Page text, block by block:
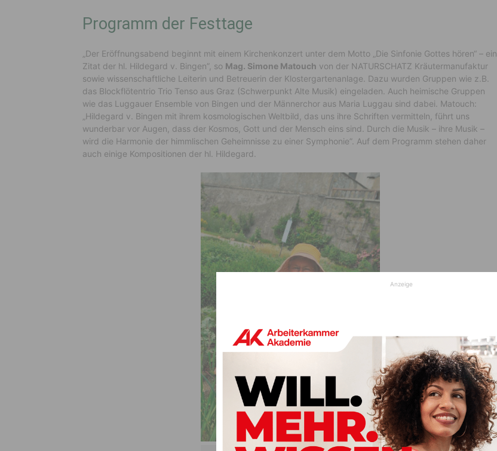
Programm der Festtage
„Der Eröffnungsabend beginnt mit einem Kirchenkonzert unter dem Motto „Die Sinfonie Gottes hören“ – ein
Zitat der hl. Hildegard v. Bingen”, so Mag. Simone Matouch von der NATURSCHATZ Kräutermanufaktur
sowie wissenschaftliche Leiterin und Betreuerin der Klostergartenanlage. Dazu wurden Gruppen wie z.B.
das Blockflötentrio Trio Tenso aus Graz (Schwerpunkt Alte Musik) eingeladen. Auch heimische Gruppen
wie das Luggauer Ensemble von Bingen und der Männerchor aus Maria Luggau sind dabei. Matouch:
„Hildegard v. Bingen mit ihrem kosmologischen Weltbild, das uns ihre Schriften vermitteln, führt uns
wunderbar vor Augen, dass der Kosmos, Gott und der Mensch eins sind. Durch die Musik – ihre Musik –
wird die Harmonie der himmlischen Geheimnisse zu einer Symphonie”. Auf dem Programm stehen daher
auch einige Kompositionen der hl. Hildegard.
Anzeige